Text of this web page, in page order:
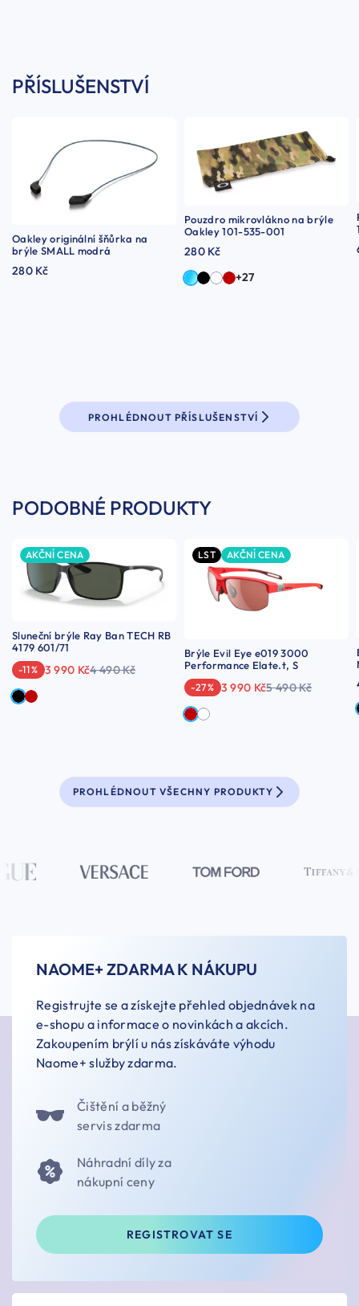
PŘÍSLUŠENSTVÍ
Oakley originální šňůrka na
brýle SMALL modrá
280 Kč
Pouzdro mikrovlákno na brýle
Oakley 101-535-001
280 Kč
+27
PROHLÉDNOUT PŘÍSLUŠENSTVÍ
PODOBNÉ PRODUKTY
AKČNÍ CENA
Sluneční brýle Ray Ban TECH RB
4179 601/71
-11 % 3 990 Kč4 490 Kč
LST AKČNÍ CENA
Brýle Evil Eye e019 3000
Performance Elate.t, S
-27 % 3 990 Kč5 490 Kč
PROHLÉDNOUT VŠECHNY PRODUKTY
NAOME+ ZDARMA K NÁKUPU
Registrujte se a získejte přehled objednávek na
e-shopu a informace o novinkách a akcích.
Zakoupením brýlí u nás získáváte výhodu
Naome+ služby zdarma.
Čištění a běžný
servis zdarma
Náhradní díly za
nákupní ceny
REGISTROVAT SE